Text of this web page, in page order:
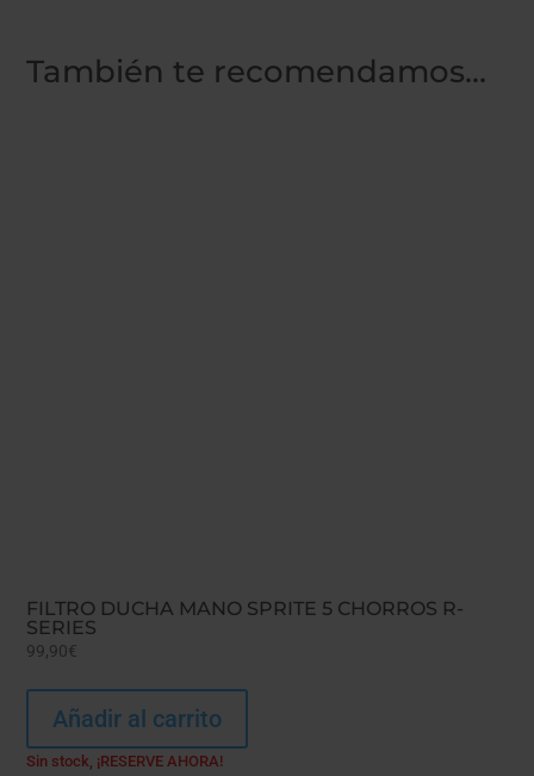
También te recomendamos…
FILTRO DUCHA MANO SPRITE 5 CHORROS R-
SERIES
99,90€
Añadir al carrito
Sin stock, ¡RESERVE AHORA!